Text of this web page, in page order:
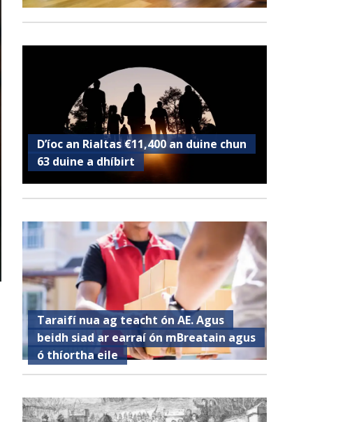
D’íoc an Rialtas €11,400 an duine chun
63 duine a dhíbirt
Taraifí nua ag teacht ón AE. Agus
beidh siad ar earraí ón mBreatain agus
ó thíortha eile